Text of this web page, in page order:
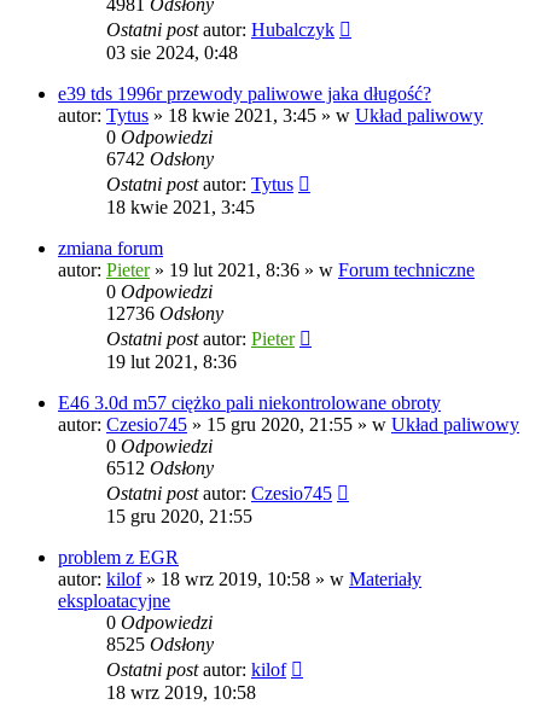
4981 Odsłony
Ostatni postautor: Hubalczyk
03 sie 2024, 0:48
e39 tds 1996r przewody paliwowe jaka długość?
autor: Tytus » 18 kwie 2021, 3:45 » w Układ paliwowy
0 Odpowiedzi
6742 Odsłony
Ostatni postautor: Tytus
18 kwie 2021, 3:45
zmiana forum
autor: Pieter» 19 lut 2021, 8:36 » w Forum techniczne
0 Odpowiedzi
12736 Odsłony
Ostatni postautor: Pieter
19 lut 2021, 8:36
E46 3.0d m57 ciężko pali niekontrolowane obroty
autor: Czesio745 » 15 gru 2020, 21:55 » w Układ paliwowy
0 Odpowiedzi
6512 Odsłony
Ostatni postautor: Czesio745
15 gru 2020, 21:55
problem z EGR
autor: kilof» 18 wrz 2019, 10:58 » w Materiały
eksploatacyjne
0 Odpowiedzi
8525 Odsłony
Ostatni postautor: kilof
18 wrz 2019, 10:58